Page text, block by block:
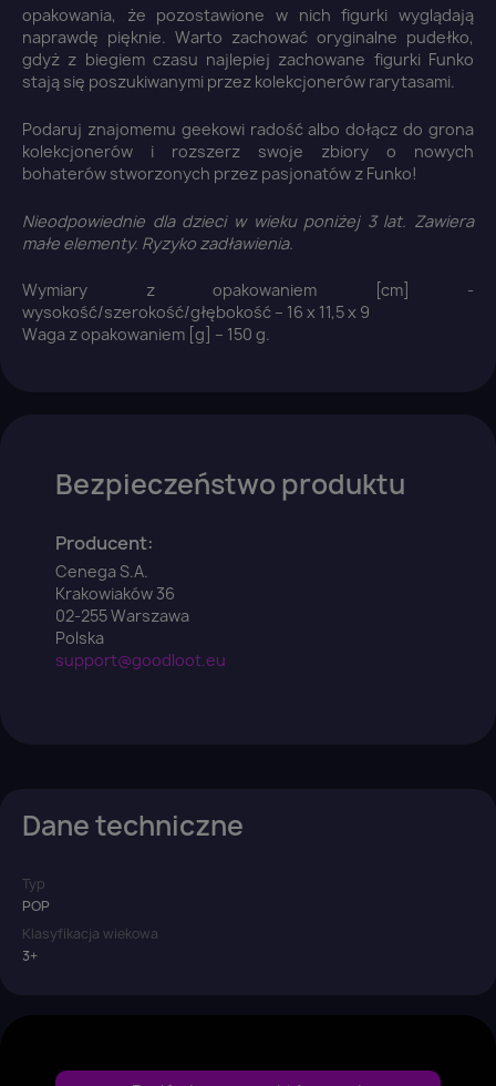
opakowania, że pozostawione w nich figurki wyglądają
naprawdę pięknie. Warto zachować oryginalne pudełko,
gdyż z biegiem czasu najlepiej zachowane figurki Funko
stają się poszukiwanymi przez kolekcjonerów rarytasami.
Podaruj znajomemu geekowi radość albo dołącz do grona
kolekcjonerów i rozszerz swoje zbiory o nowych
bohaterów stworzonych przez pasjonatów z Funko!
Nieodpowiednie dla dzieci w wieku poniżej 3 lat. Zawiera
małe elementy. Ryzyko zadławienia.
Wymiary z opakowaniem [cm] -
wysokość/szerokość/głębokość – 16 x 11,5 x 9
Waga z opakowaniem [g] – 150 g.
Bezpieczeństwo produktu
Producent:
Cenega S.A.
Krakowiaków 36
02-255 Warszawa
Polska
support@goodloot.eu
Dane techniczne
Typ
POP
Klasyfikacja wiekowa
3+
Zaloguj się
You need to be logged in to save products in your
wish list.